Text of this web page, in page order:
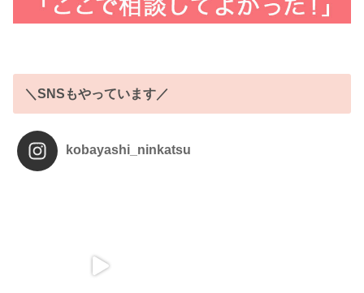
＼SNSもやっています／
kobayashi_ninkatsu